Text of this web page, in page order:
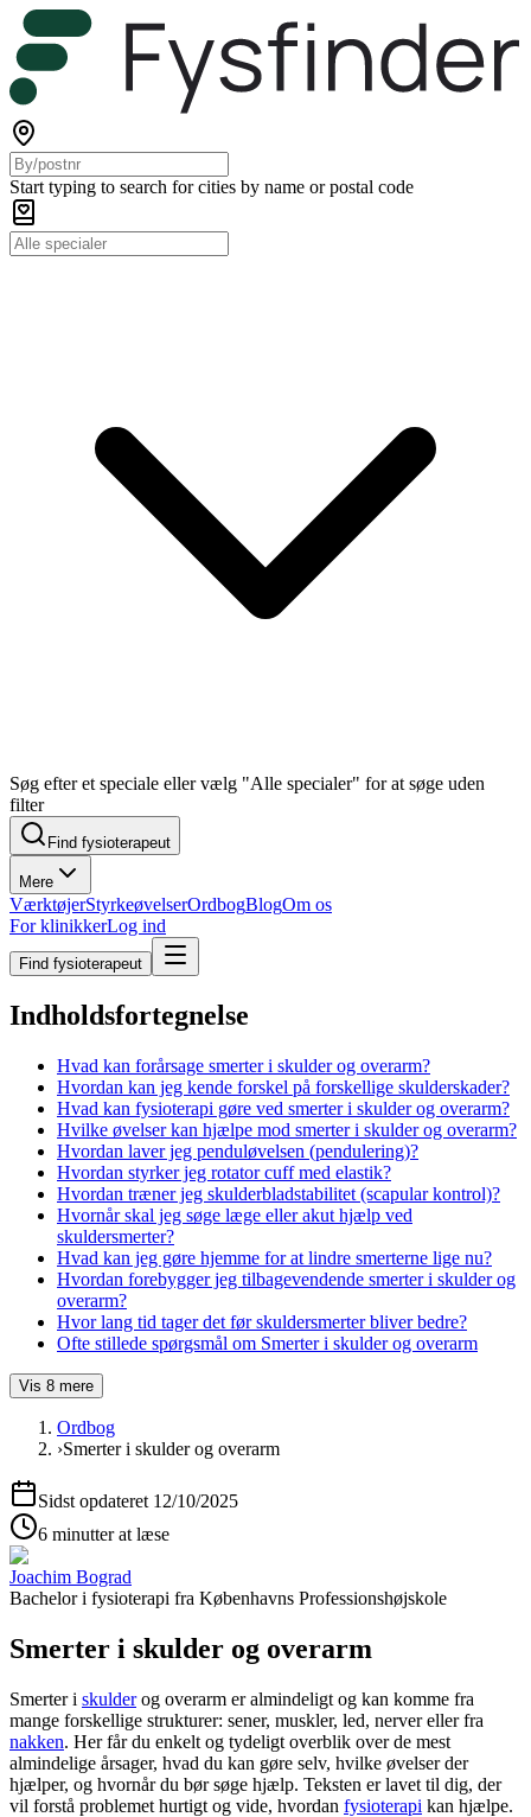
Start typing to search for cities by name or postal code
Søg efter et speciale eller vælg "Alle specialer" for at søge uden
filter
Find fysioterapeut
Mere
VærktøjerStyrkeøvelserOrdbogBlogOm os
For klinikkerLog ind
Find fysioterapeut
Indholdsfortegnelse
Hvad kan forårsage smerter i skulder og overarm?
Hvordan kan jeg kende forskel på forskellige skulderskader?
Hvad kan fysioterapi gøre ved smerter i skulder og overarm?
Hvilke øvelser kan hjælpe mod smerter i skulder og overarm?
Hvordan laver jeg penduløvelsen (pendulering)?
Hvordan styrker jeg rotator cuff med elastik?
Hvordan træner jeg skulderbladstabilitet (scapular kontrol)?
Hvornår skal jeg søge læge eller akut hjælp ved
skuldersmerter?
Hvad kan jeg gøre hjemme for at lindre smerterne lige nu?
Hvordan forebygger jeg tilbagevendende smerter i skulder og
overarm?
Hvor lang tid tager det før skuldersmerter bliver bedre?
Ofte stillede spørgsmål om Smerter i skulder og overarm
Vis 8 mere
Ordbog
›Smerter i skulder og overarm
Sidst opdateret 12/10/2025
6 minutter at læse
Joachim Bograd
Bachelor i fysioterapi fra Københavns Professionshøjskole
Smerter i skulder og overarm
Smerter i skulderog overarm er almindeligt og kan komme fra
mange forskellige strukturer: sener, muskler, led, nerver eller fra
nakken. Her får du enkelt og tydeligt overblik over de mest
almindelige årsager, hvad du kan gøre selv, hvilke øvelser der
hjælper, og hvornår du bør søge hjælp. Teksten er lavet til dig, der
vil forstå problemet hurtigt og vide, hvordan fysioterapi kan hjælpe.